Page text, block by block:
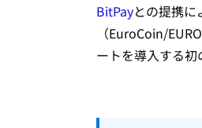
BitPayとの提携
（EuroCoin/
ートを導入する初